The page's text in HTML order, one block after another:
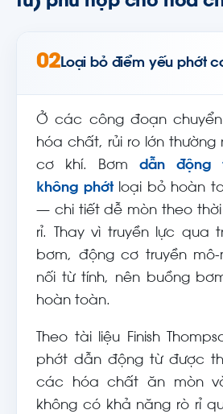
02Loại bỏ điểm yếu phớt
Ở các công đoạn
hóa chất, rủi ro lớn
cơ khí. Bơm dẫn động
không phớtloại bỏ hoàn
— chi tiết dễ mòn theo
rỉ. Thay vì truyền lực qua
bơm, động cơ truyền
nối từ tính, nên buồng
hoàn toàn.
Theo tài liệu Finish
phớt dẫn động từ được
các hóa chất ăn mòn
không có khả năng rò rỉ